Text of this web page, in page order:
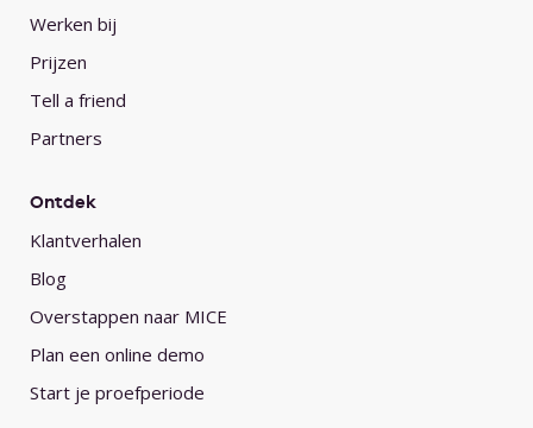
Werken bij
Prijzen
Tell a friend
Partners
Ontdek
Klantverhalen
Blog
Overstappen naar MICE
Plan een online demo
Start je proefperiode